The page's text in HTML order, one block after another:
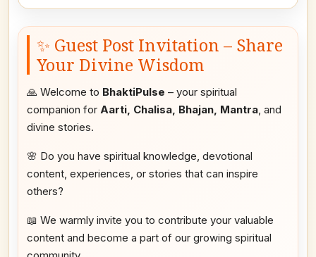
✨ Guest Post Invitation – Share
Your Divine Wisdom
🙏 Welcome to BhaktiPulse – your spiritual
companion for Aarti, Chalisa, Bhajan, Mantra, and
divine stories.
🌸 Do you have spiritual knowledge, devotional
content, experiences, or stories that can inspire
others?
📖 We warmly invite you to contribute your valuable
content and become a part of our growing spiritual